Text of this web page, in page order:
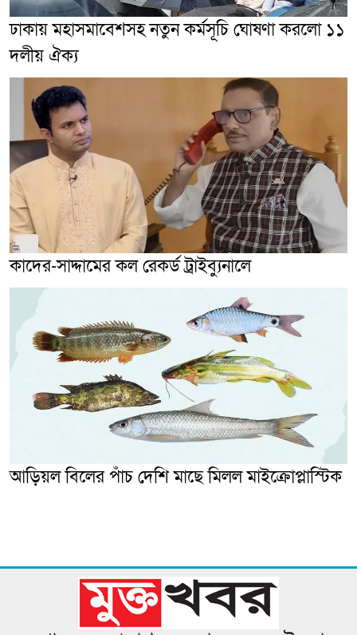
ঢাকায় মহাসমাবেশসহ নতুন কর্মসূচি ঘোষণা করলো ১১
দলীয় ঐক্য
কাদের-সাদ্দামের কল রেকর্ড ট্রাইব্যুনালে
আড়িয়ল বিলের পাঁচ দেশি মাছে মিলল মাইক্রোপ্লাস্টিক